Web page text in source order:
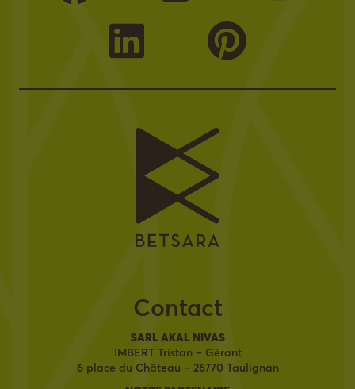
Contact
SARL AKAL NIVAS
IMBERT Tristan – Gérant
6 place du Château – 26770 Taulignan